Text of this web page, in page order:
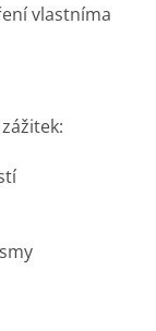
vlastníma